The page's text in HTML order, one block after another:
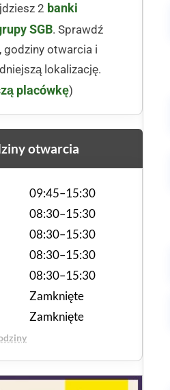
2 banki
SGB. Sprawdź
godziny otwarcia i
lokalizację.
placówkę)
otwarcia
09:45–15:30
08:30–15:30
08:30–15:30
08:30–15:30
08:30–15:30
Zamknięte
Zamknięte